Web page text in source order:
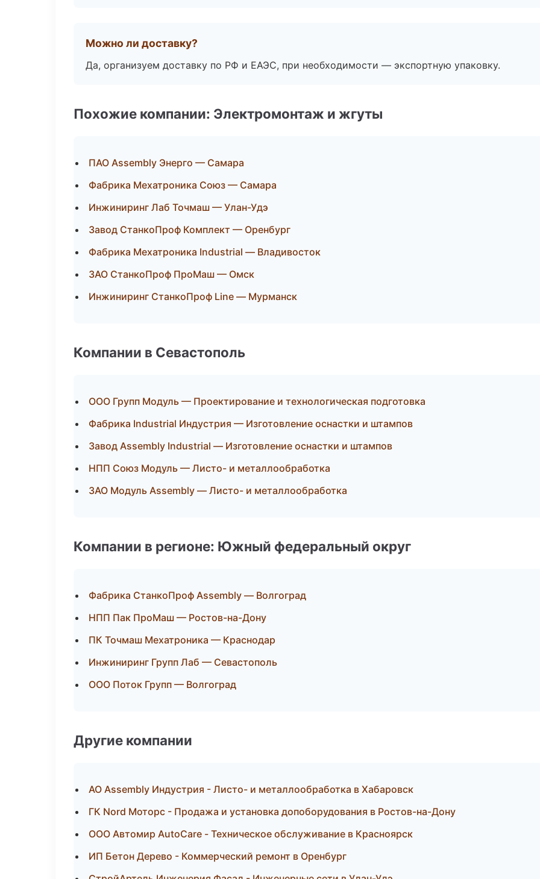
Можно ли доставку?
Да, организуем доставку по РФ и ЕАЭС, при необходимости — экспортную упаковку.
Похожие компании: Электромонтаж и жгуты
ПАО Assembly Энерго — Самара
Фабрика Мехатроника Союз — Самара
Инжиниринг Лаб Точмаш — Улан-Удэ
Завод СтанкоПроф Комплект — Оренбург
Фабрика Мехатроника Industrial — Владивосток
ЗАО СтанкоПроф ПроМаш — Омск
Инжиниринг СтанкоПроф Line — Мурманск
Компании в Севастополь
ООО Групп Модуль — Проектирование и технологическая подготовка
Фабрика Industrial Индустрия — Изготовление оснастки и штампов
Завод Assembly Industrial — Изготовление оснастки и штампов
НПП Союз Модуль — Листо- и металлообработка
ЗАО Модуль Assembly — Листо- и металлообработка
Компании в регионе: Южный федеральный округ
Фабрика СтанкоПроф Assembly — Волгоград
НПП Пак ПроМаш — Ростов-на-Дону
ПК Точмаш Мехатроника — Краснодар
Инжиниринг Групп Лаб — Севастополь
ООО Поток Групп — Волгоград
Другие компании
АО Assembly Индустрия - Листо- и металлообработка в Хабаровск
ГК Nord Моторс - Продажа и установка допоборудования в Ростов-на-Дону
ООО Автомир AutoCare - Техническое обслуживание в Красноярск
ИП Бетон Дерево - Коммерческий ремонт в Оренбург